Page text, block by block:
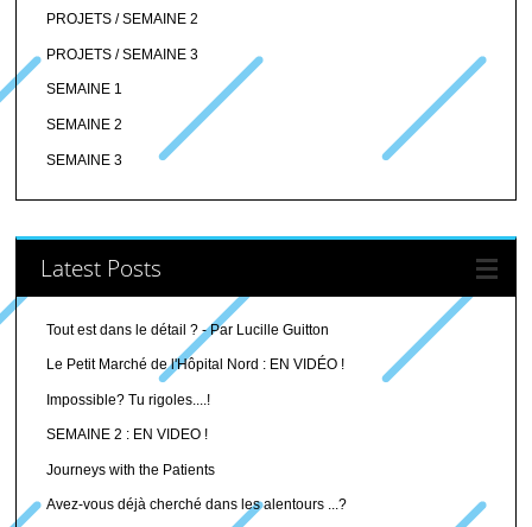
PROJETS / SEMAINE 2
PROJETS / SEMAINE 3
SEMAINE 1
SEMAINE 2
SEMAINE 3
Latest Posts
Tout est dans le détail ? - Par Lucille Guitton
Le Petit Marché de l'Hôpital Nord : EN VIDÉO !
Impossible? Tu rigoles....!
SEMAINE 2 : EN VIDEO !
Journeys with the Patients
Avez-vous déjà cherché dans les alentours ...?